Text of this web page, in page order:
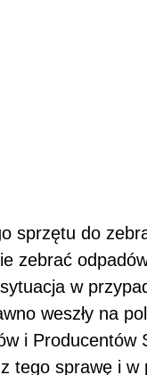
sprzętu do
zebrać
w
weszły na
i Producentów
tego sprawę i w